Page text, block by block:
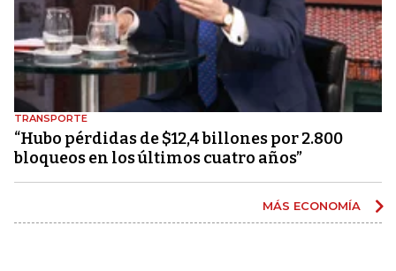
TRANSPORTE
“Hubo pérdidas de $12,4 billones por 2.800
bloqueos en los últimos cuatro años”
MÁS ECONOMÍA